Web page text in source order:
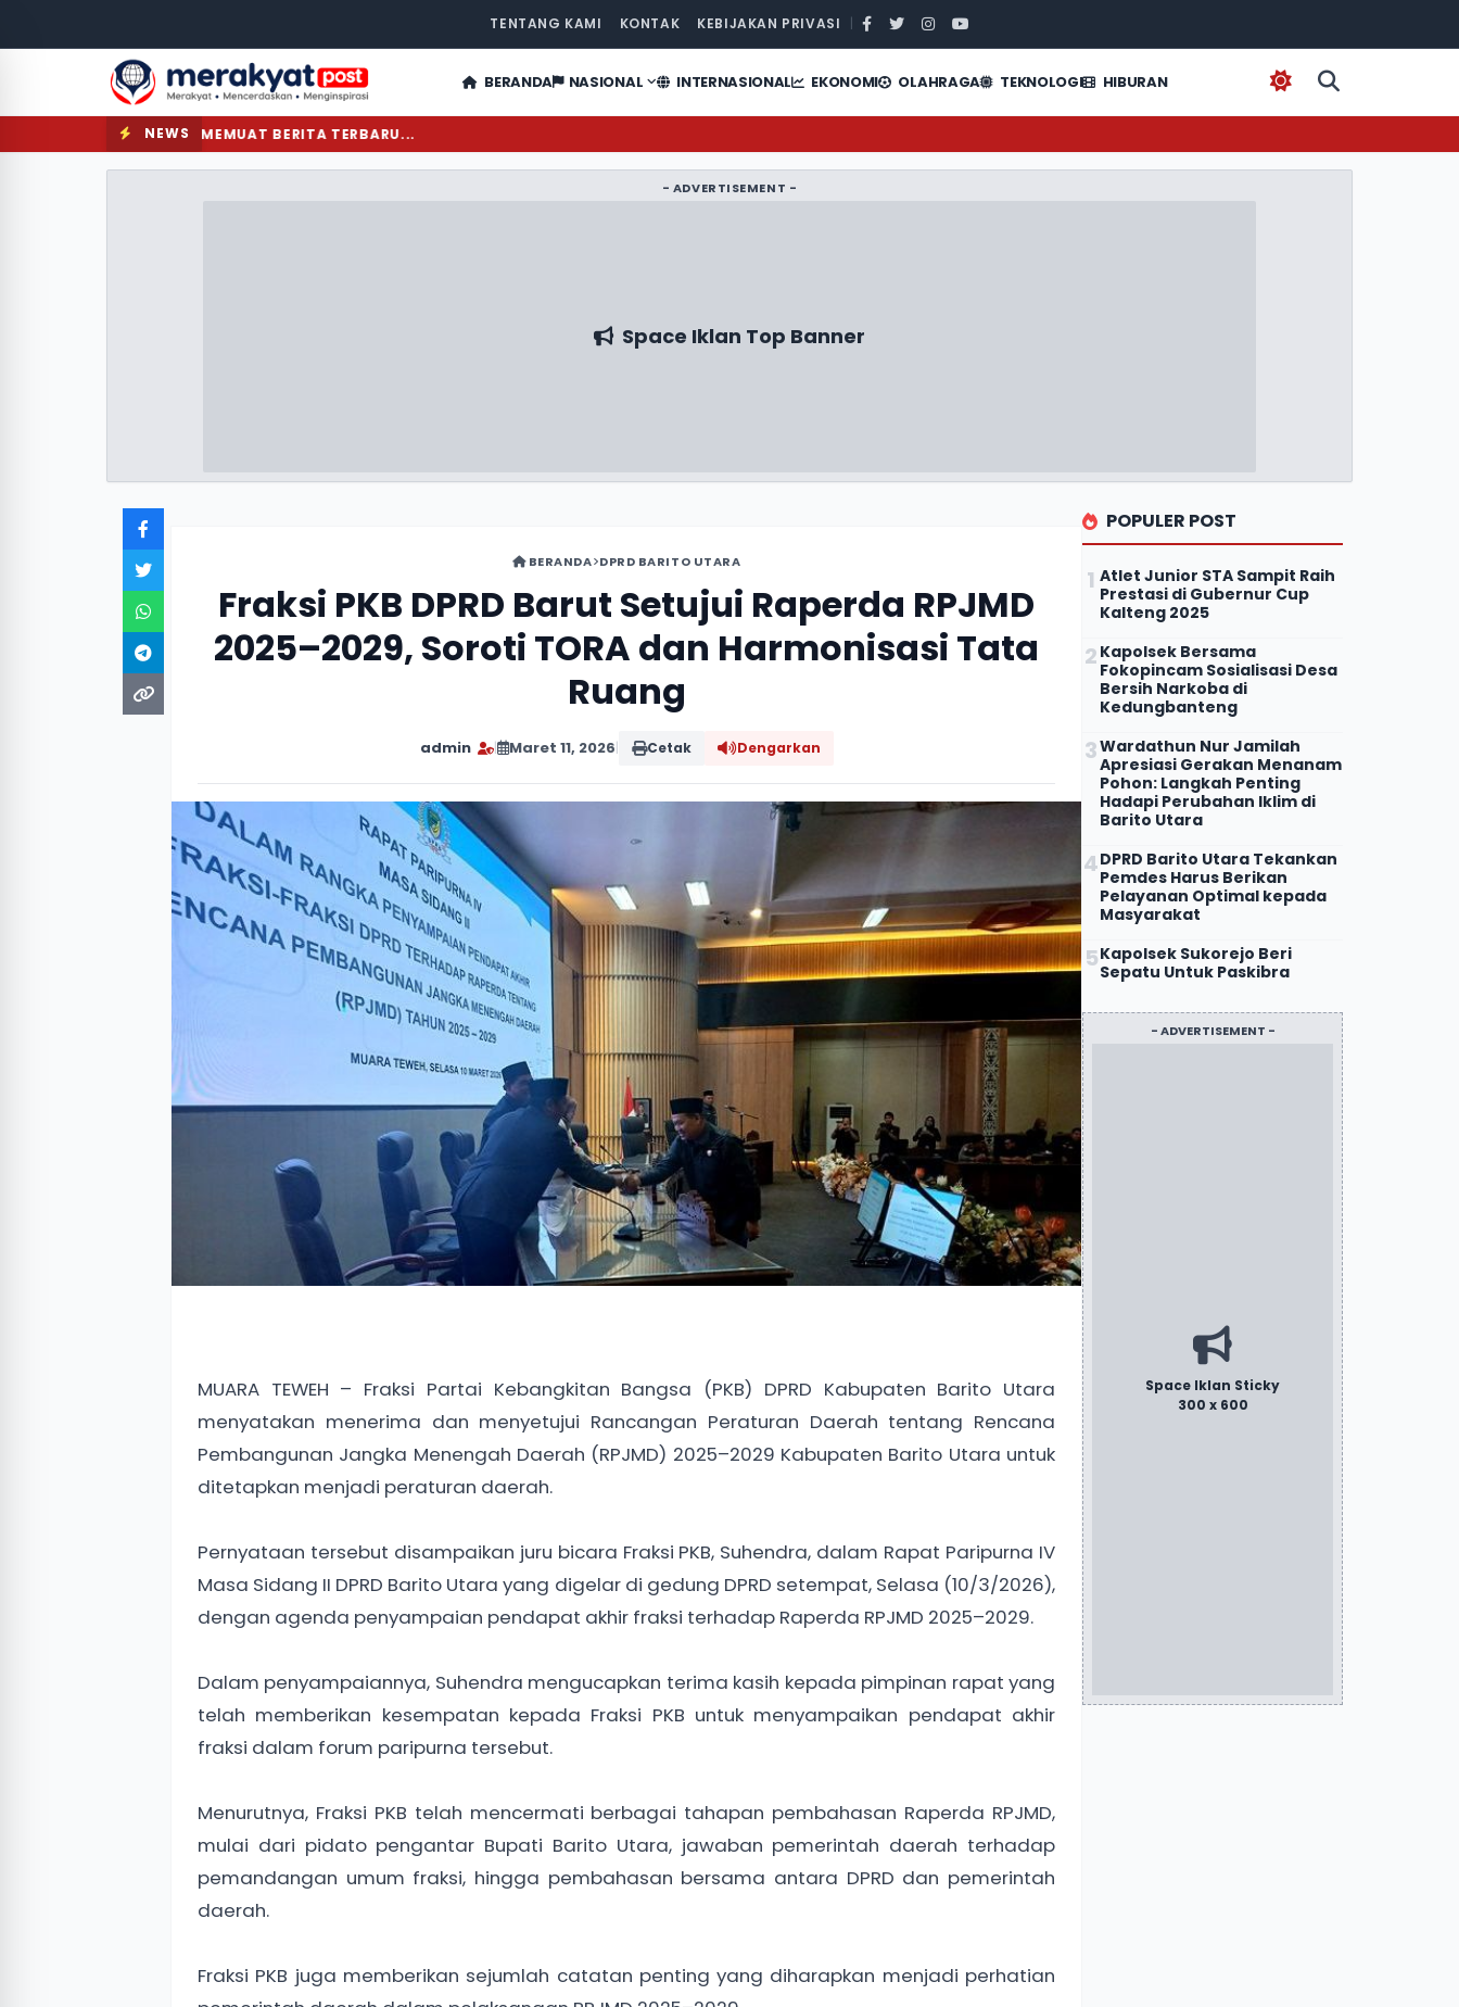
TENTANG KAMI KONTAK KEBIJAKAN PRIVASI
BERANDA NASIONAL INTERNASIONAL EKONOMI OLAHRAGA TEKNOLOGI HIBURAN
NEWS MEMUAT BERITA TERBARU...
- ADVERTISEMENT -
Space Iklan Top Banner
BERANDA DPRD BARITO UTARA
Fraksi PKB DPRD Barut Setujui Raperda RPJMD
2025–2029, Soroti TORA dan Harmonisasi Tata
Ruang
admin | Maret 11, 2026 Cetak Dengarkan
MUARA TEWEH – Fraksi Partai Kebangkitan Bangsa (PKB) DPRD Kabupaten Barito Utara
menyatakan menerima dan menyetujui Rancangan Peraturan Daerah tentang Rencana
Pembangunan Jangka Menengah Daerah (RPJMD) 2025–2029 Kabupaten Barito Utara untuk
ditetapkan menjadi peraturan daerah.
Pernyataan tersebut disampaikan juru bicara Fraksi PKB, Suhendra, dalam Rapat Paripurna IV
Masa Sidang II DPRD Barito Utara yang digelar di gedung DPRD setempat, Selasa (10/3/2026),
dengan agenda penyampaian pendapat akhir fraksi terhadap Raperda RPJMD 2025–2029.
Dalam penyampaiannya, Suhendra mengucapkan terima kasih kepada pimpinan rapat yang
telah memberikan kesempatan kepada Fraksi PKB untuk menyampaikan pendapat akhir
fraksi dalam forum paripurna tersebut.
Menurutnya, Fraksi PKB telah mencermati berbagai tahapan pembahasan Raperda RPJMD,
mulai dari pidato pengantar Bupati Barito Utara, jawaban pemerintah daerah terhadap
pemandangan umum fraksi, hingga pembahasan bersama antara DPRD dan pemerintah
daerah.
Fraksi PKB juga memberikan sejumlah catatan penting yang diharapkan menjadi perhatian
POPULER POST
Atlet Junior STA Sampit Raih
Prestasi di Gubernur Cup
Kalteng 2025
Kapolsek Bersama
Fokopincam Sosialisasi Desa
Bersih Narkoba di
Kedungbanteng
Wardathun Nur Jamilah
Apresiasi Gerakan Menanam
Pohon: Langkah Penting
Hadapi Perubahan Iklim di
Barito Utara
DPRD Barito Utara Tekankan
Pemdes Harus Berikan
Pelayanan Optimal kepada
Masyarakat
Kapolsek Sukorejo Beri
Sepatu Untuk Paskibra
- ADVERTISEMENT -
Space Iklan Sticky
300 x 600